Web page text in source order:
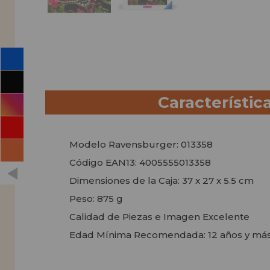
Modelo Ravensburger: 013358
Código EAN13: 4005555013358
Dimensiones de la Caja: 37 x 27 x 5.5 cm
Peso: 875 g
Calidad de Piezas e Imagen Excelente
Edad Mínima Recomendada: 12 años y